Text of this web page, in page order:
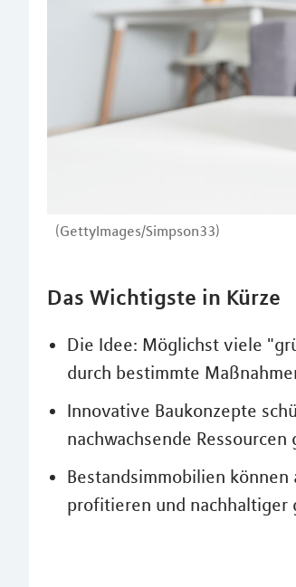
(GettyImages/Simpson33)
Das Wichtigste in Kürze
Die Idee: Möglichst viele
durch bestimmte
Innovative Baukonzepte
nachwachsende
Bestandsimmobilien
profitieren und nachhaltiger